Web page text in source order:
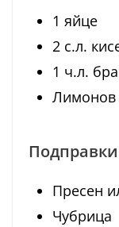
1 яйце
2 с.л.
1 ч.л.
Лимонов
Пресен
Чубрица